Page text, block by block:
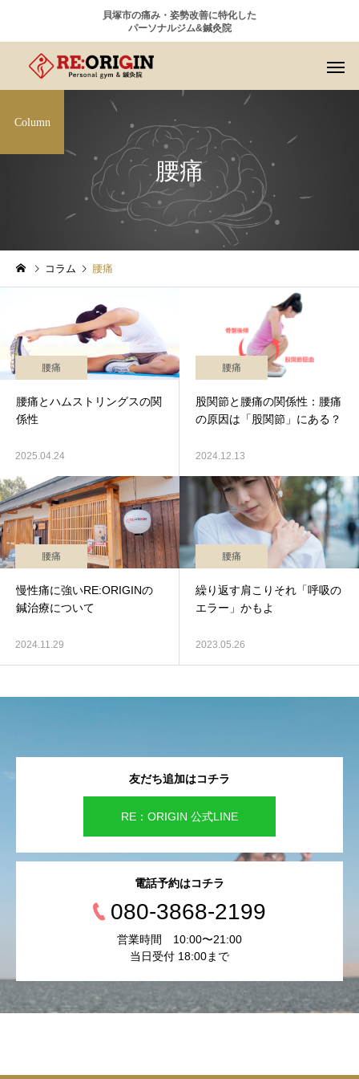
貝塚市の痛み・姿勢改善に特化した
パーソナルジム&鍼灸院
腰痛
Column
コラム 腰痛
腰痛
腰痛とハムストリングスの関
係性
2025.04.24
腰痛
股関節と腰痛の関係性：腰痛
の原因は「股関節」にある？
2024.12.13
腰痛
慢性痛に強いRE:ORIGINの
鍼治療について
2024.11.29
腰痛
繰り返す肩こりそれ「呼吸の
エラー」かもよ
2023.05.26
友だち追加はコチラ
RE：ORIGIN 公式LINE
電話予約はコチラ
080-3868-2199
営業時間 10:00〜21:00
当日受付 18:00まで